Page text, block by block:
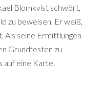
Blomkvist schwört,
zu beweisen. Er weiß,
Als seine Ermittlungen
Grundfesten zu
auf eine Karte.